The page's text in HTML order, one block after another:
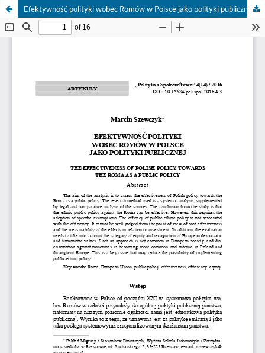
Efektywność polityki wobec Romów w Polsce jako polityki publicznej